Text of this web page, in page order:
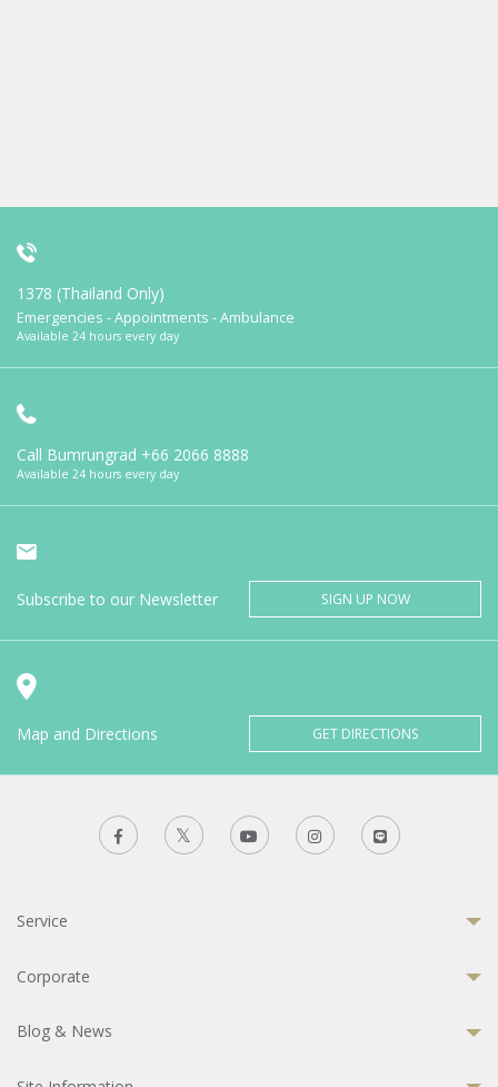
1378 (Thailand Only)
Emergencies - Appointments - Ambulance
Available 24 hours every day
Call Bumrungrad +66 2066 8888
Available 24 hours every day
Subscribe to our Newsletter SIGN UP NOW
Map and Directions GET DIRECTIONS
Service
Corporate
Blog & News